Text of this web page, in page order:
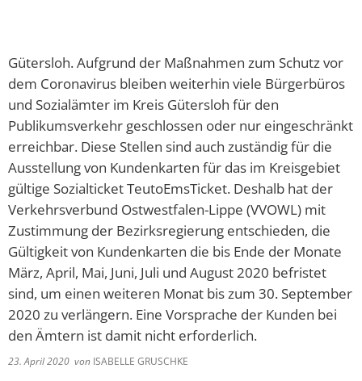
Gütersloh. Aufgrund der Maßnahmen zum Schutz vor
dem Coronavirus bleiben weiterhin viele Bürgerbüros
und Sozialämter im Kreis Gütersloh für den
Publikumsverkehr geschlossen oder nur eingeschränkt
erreichbar. Diese Stellen sind auch zuständig für die
Ausstellung von Kundenkarten für das im Kreisgebiet
gültige Sozialticket TeutoEmsTicket. Deshalb hat der
Verkehrsverbund Ostwestfalen-Lippe (VVOWL) mit
Zustimmung der Bezirksregierung entschieden, die
Gültigkeit von Kundenkarten die bis Ende der Monate
März, April, Mai, Juni, Juli und August 2020 befristet
sind, um einen weiteren Monat bis zum 30. September
2020 zu verlängern. Eine Vorsprache der Kunden bei
den Ämtern ist damit nicht erforderlich.
23. April 2020 von ISABELLE GRUSCHKE